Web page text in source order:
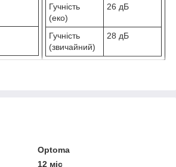
Гучність
(еко)
26 дБ
Гучність
(звичайний)
28 дБ
Optoma
12 міс